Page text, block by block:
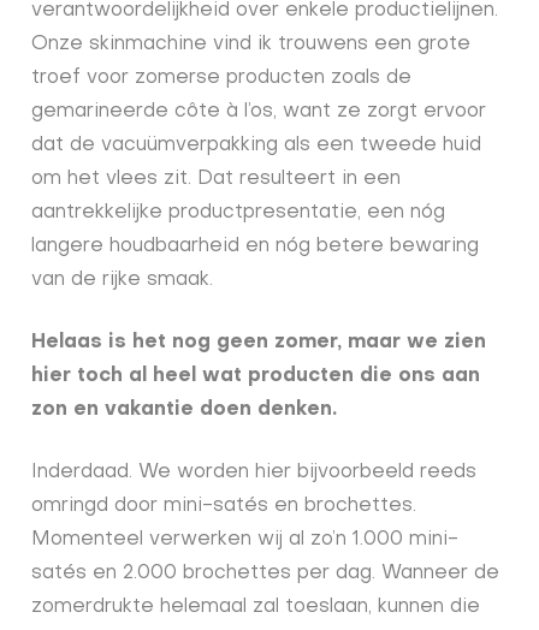
verantwoordelijkheid over enkele productielijnen.
Onze skinmachine vind ik trouwens een grote
troef voor zomerse producten zoals de
gemarineerde côte à l’os, want ze zorgt ervoor
dat de vacuümverpakking als een tweede huid
om het vlees zit. Dat resulteert in een
aantrekkelijke productpresentatie, een nóg
langere houdbaarheid en nóg betere bewaring
van de rijke smaak.
Helaas is het nog geen zomer, maar we zien
hier toch al heel wat producten die ons aan
zon en vakantie doen denken.
Inderdaad. We worden hier bijvoorbeeld reeds
omringd door mini-satés en brochettes.
Momenteel verwerken wij al zo’n 1.000 mini-
satés en 2.000 brochettes per dag. Wanneer de
zomerdrukte helemaal zal toeslaan, kunnen die